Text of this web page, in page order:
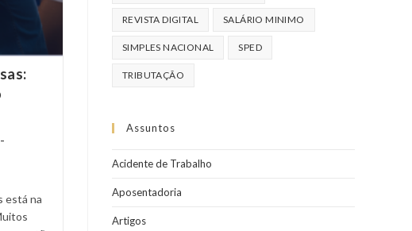
está na
REVISTA DIGITAL SALÁRIO MINIMO
SIMPLES NACIONAL SPED
TRIBUTAÇÃO
Assuntos
Acidente de Trabalho
Aposentadoria
Artigos